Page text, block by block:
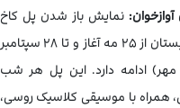
نمایش باز شدن پل کاخ
در شب‌های تابستان از ۲۵ مه آغاز و تا ۲۸ سپتامبر
خرداد تا ۶ مهر) ادامه دارد. این پل هر شب
همراه با موسیقی کلاسیک روسی،